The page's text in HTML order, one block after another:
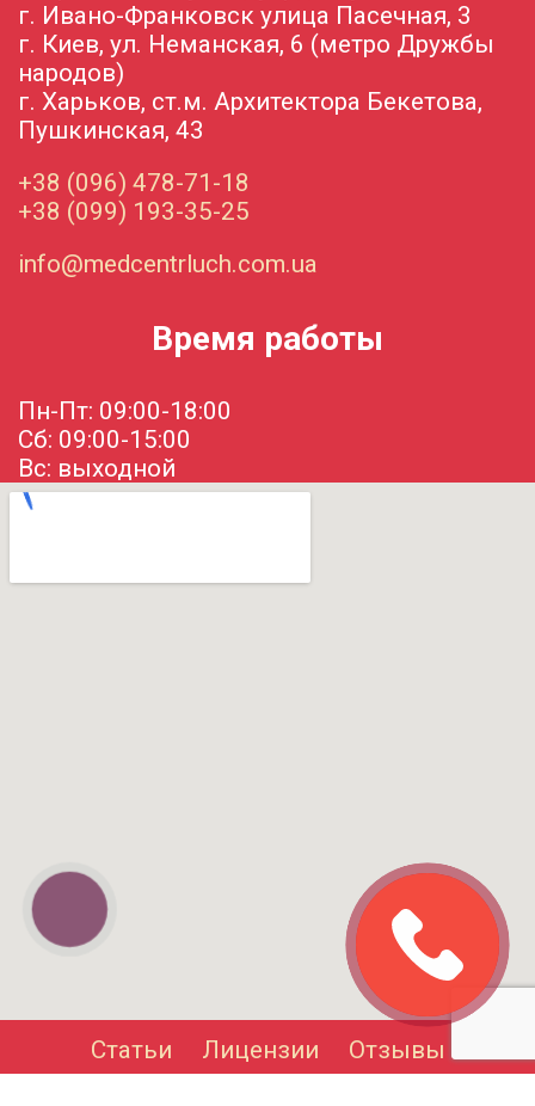
г. Ивано-Франковск улица Пасечная, 3
г. Киев, ул. Неманская, 6 (метро Дружбы
народов)
г. Харьков, ст.м. Архитектора Бекетова,
Пушкинская, 43
+38 (096) 478-71-18
+38 (099) 193-35-25
info@medcentrluch.com.ua
Время работы
Пн-Пт: 09:00-18:00
Сб: 09:00-15:00
Вс: выходной
Статьи Лицензии Отзывы